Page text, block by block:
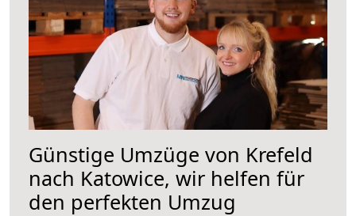
Günstige Umzüge von Krefeld
nach Katowice, wir helfen für
den perfekten Umzug